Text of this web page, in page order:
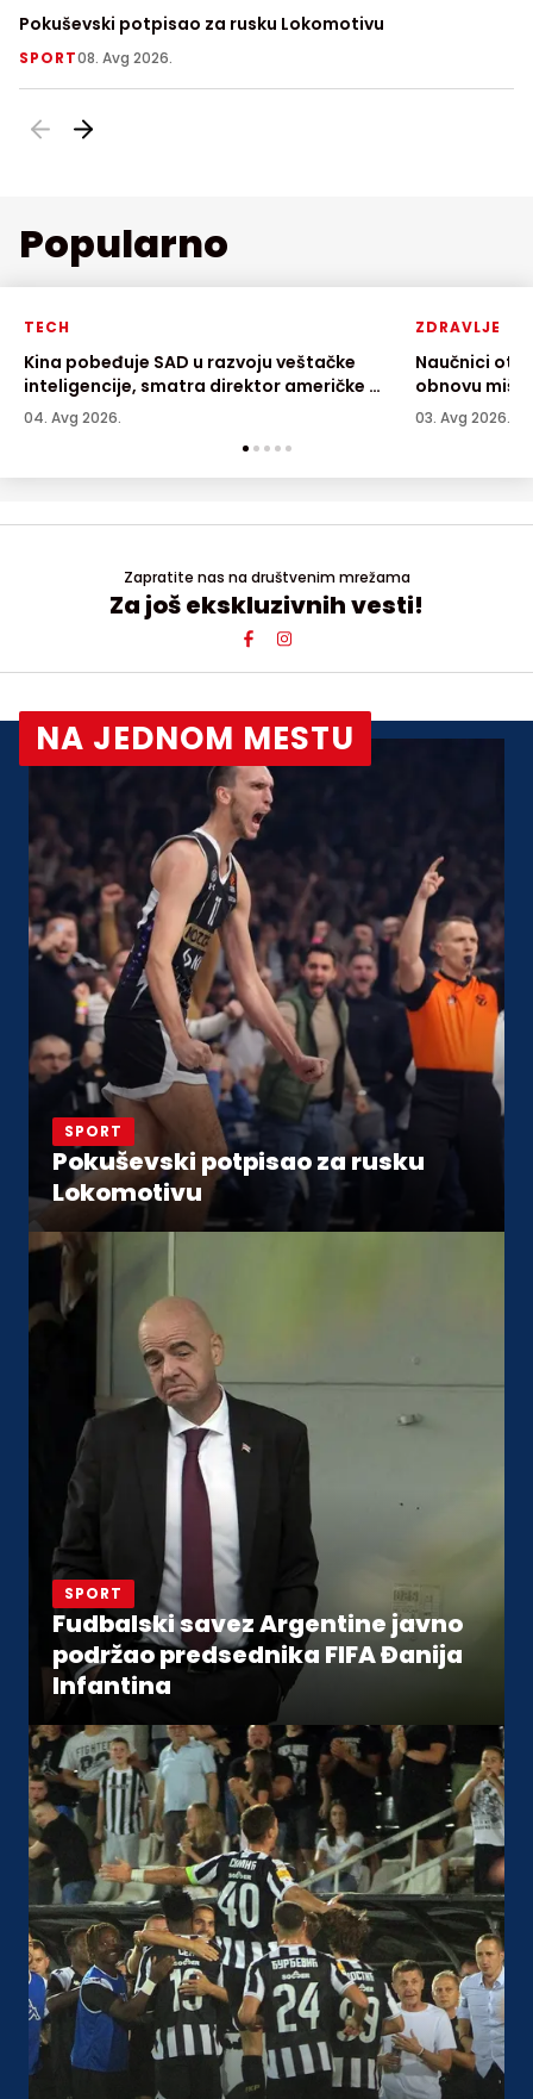
Pokuševski potpisao za rusku Lokomotivu
SPORT08. Avg 2026.
Popularno
TECH
Kina pobeđuje SAD u razvoju veštačke
inteligencije, smatra direktor američke AI
kompanije
04. Avg 2026.
ZDRAVLJE
Naučnici
obnovu
03. Avg 2026.
Zapratite nas na društvenim mrežama
Za još ekskluzivnih vesti!
NA JEDNOM MESTU
SPORT
Pokuševski potpisao za rusku
Lokomotivu
SPORT
Fudbalski savez Argentine javno
podržao predsednika FIFA Đanija
Infantina